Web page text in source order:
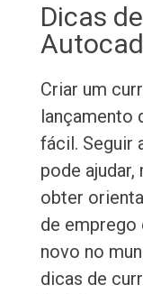
Dicas
Criar um
lançamento
fácil. Seguir
pode
obter
de emprego
novo no
dicas de